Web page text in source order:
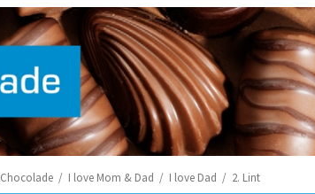
Chocolade / I love Mom & Dad / I love Dad / 2. Lint